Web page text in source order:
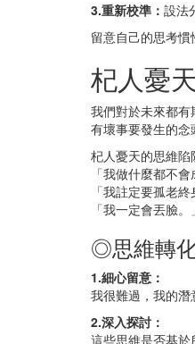
3.重新校準： 設法
留意自己的思考慣
杞人憂天
我們對於未來都
有壞事要發生的念
杞人憂天的思維陷
「我做什麼都不會
「我註定要孤老終
「我一定會丟臉。」
◎思維轉
1.細心留意：
我很難過，我的潛
2.深入探討：
這些思維是否基